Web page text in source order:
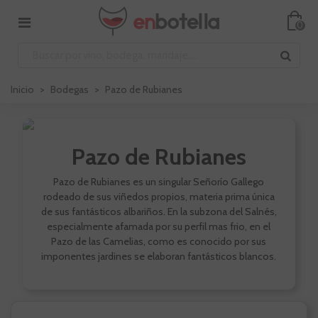
0
Inicio > Bodegas > Pazo de Rubianes
Pazo de Rubianes
Pazo de Rubianes es un singular Señorío Gallego
rodeado de sus viñedos propios, materia prima única
de sus fantásticos albariños. En la subzona del Salnés,
especialmente afamada por su perfil mas frio, en el
Pazo de las Camelias, como es conocido por sus
imponentes jardines se elaboran fantásticos blancos.